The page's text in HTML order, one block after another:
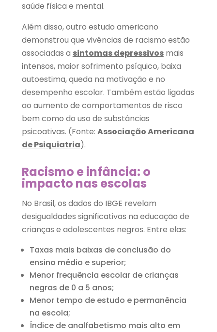
saúde física e mental.
Além disso, outro estudo americano
demonstrou que vivências de racismo estão
associadas a sintomas depressivosmais
intensos, maior sofrimento psíquico, baixa
autoestima, queda na motivação e no
desempenho escolar. Também estão ligadas
ao aumento de comportamentos de risco
bem como do uso de substâncias
psicoativas. (Fonte: Associação Americana
de Psiquiatria).
Racismo e infância: o
impacto nas escolas
No Brasil, os dados do IBGE revelam
desigualdades significativas na educação de
crianças e adolescentes negros. Entre elas:
Taxas mais baixas de conclusão do
ensino médio e superior;
Menor frequência escolar de crianças
negras de 0 a 5 anos;
Menor tempo de estudo e permanência
na escola;
Índice de analfabetismo mais alto em